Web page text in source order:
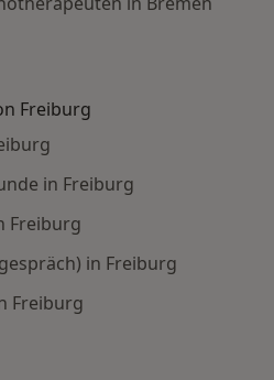
Freiburg
in Freiburg
Freiburg
in Freiburg
Freiburg